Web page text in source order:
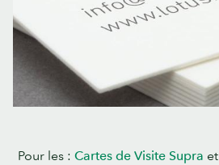
Pour les : Cartes de Visite Supra et